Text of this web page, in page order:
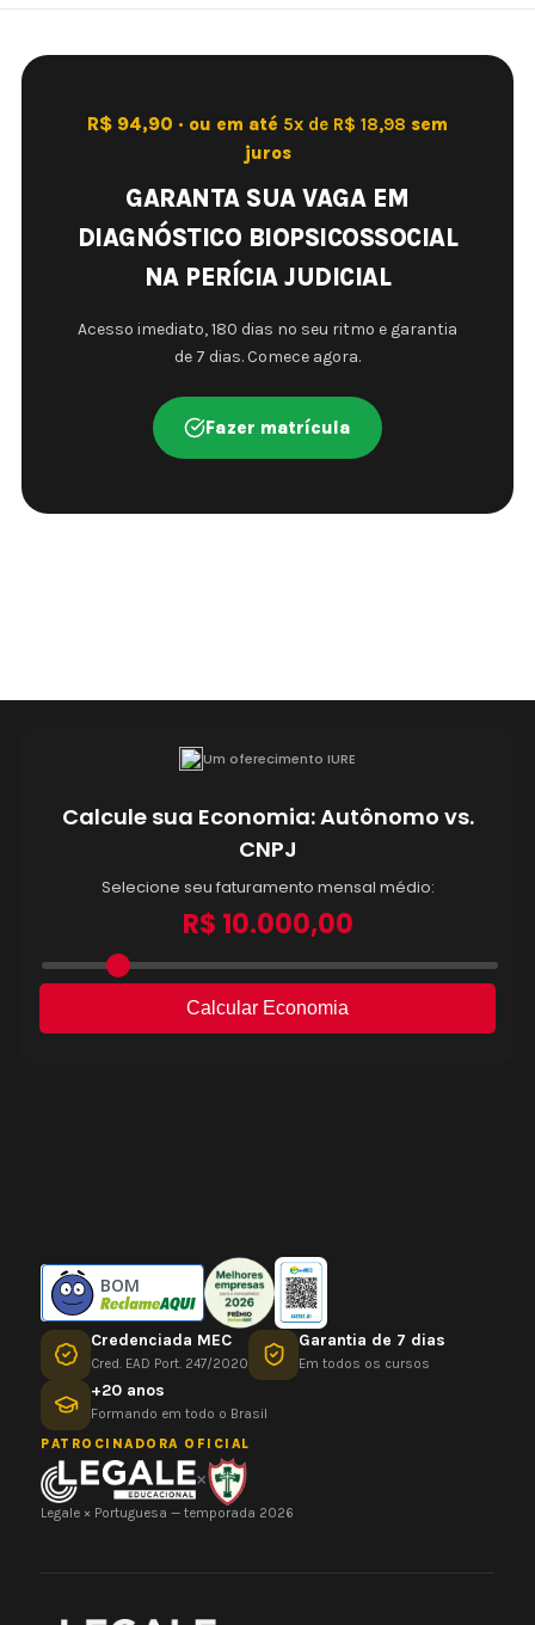
R$ 94,90 · ou em até 5x de R$ 18,98 sem
juros
GARANTA SUA VAGA EM
DIAGNÓSTICO BIOPSICOSSOCIAL
NA PERÍCIA JUDICIAL
Acesso imediato, 180 dias no seu ritmo e garantia
de 7 dias. Comece agora.
Fazer matrícula
BOM
Credenciada MEC
Cred. EAD Port. 247/2020
Garantia de 7 dias
Em todos os cursos
+20 anos
Formando em todo o Brasil
PATROCINADORA OFICIAL
×
Legale × Portuguesa — temporada 2026